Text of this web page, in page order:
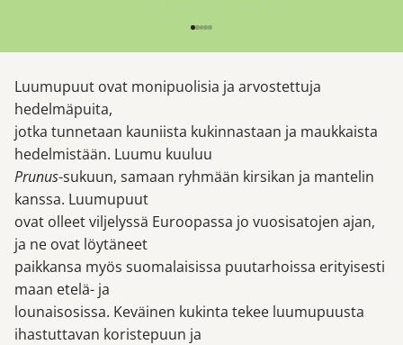
Luumupuut ovat monipuolisia ja arvostettuja
hedelmäpuita,
jotka tunnetaan kauniista kukinnastaan ja maukkaista
hedelmistään. Luumu kuuluu
Prunus-sukuun, samaan ryhmään kirsikan ja mantelin
kanssa. Luumupuut
ovat olleet viljelyssä Euroopassa jo vuosisatojen ajan,
ja ne ovat löytäneet
paikkansa myös suomalaisissa puutarhoissa erityisesti
maan etelä- ja
lounaisosissa. Keväinen kukinta tekee luumupuusta
ihastuttavan koristepuun ja